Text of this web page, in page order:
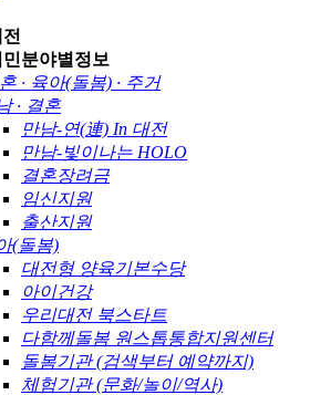
분야별정보
· 육아(돌봄) · 주거
· 결혼
만남-연(連) In 대전
만남-빛이나는 HOLO
결혼장려금
임신지원
출산지원
(돌봄)
대전형 양육기본수당
아이건강
우리대전 북스타트
다함께돌봄 원스톱통합지원센터
돌봄기관 (검색부터 예약까지)
체험기관 (문화/놀이/역사)